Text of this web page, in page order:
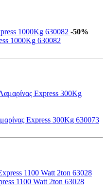
-50%
1000Kg 630082
Express 300Kg 630073
1100 Watt 2ton 63028